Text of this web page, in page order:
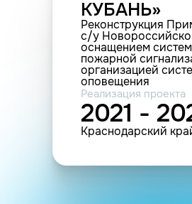
КУБАНЬ»
Реконструкция
с/у
оснащением
пожарной
организацией
оповещения
Реализация проекта
2021 -
Краснодарский